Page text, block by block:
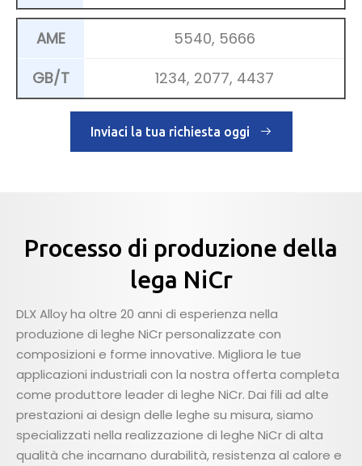
AME
5540, 5666
GB/T
1234, 2077, 4437
Inviaci la tua richiesta oggi
Processo di produzione della
lega NiCr
DLX Alloy ha oltre 20 anni di esperienza nella
produzione di leghe NiCr personalizzate con
composizioni e forme innovative. Migliora le tue
applicazioni industriali con la nostra offerta completa
come produttore leader di leghe NiCr. Dai fili ad alte
prestazioni ai design delle leghe su misura, siamo
specializzati nella realizzazione di leghe NiCr di alta
qualità che incarnano durabilità, resistenza al calore e